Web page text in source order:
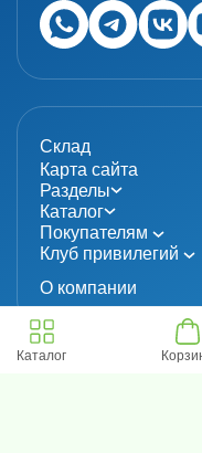
Склад
Карта сайта
Разделы
Каталог
Покупателям
Клуб привилегий
О компании
© 2024 «MolecuLab».
Каталог